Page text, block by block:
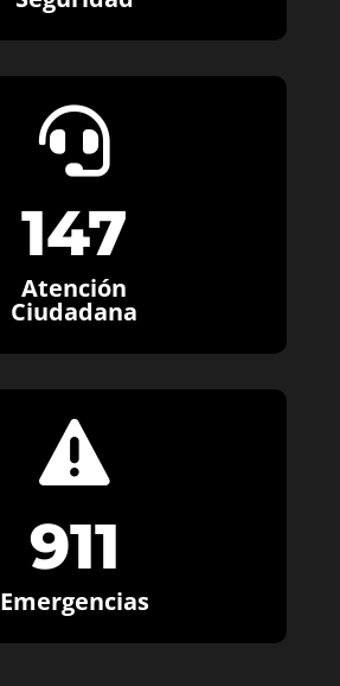

147
Atención
Ciudadana

911
Emergencias